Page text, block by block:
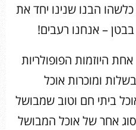
הבנו שנינו יחד את
– אנחנו רעבים!
אחת היוזמות הפופולריות
ומוכרות אוכל
ביתי חם וטוב שמבושל
אחר של אוכל המבושל